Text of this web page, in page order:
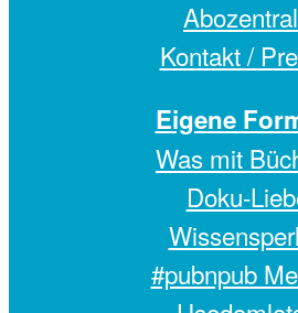
Kontakt /
Eigene
Was mit
Doku-
#pubnpub